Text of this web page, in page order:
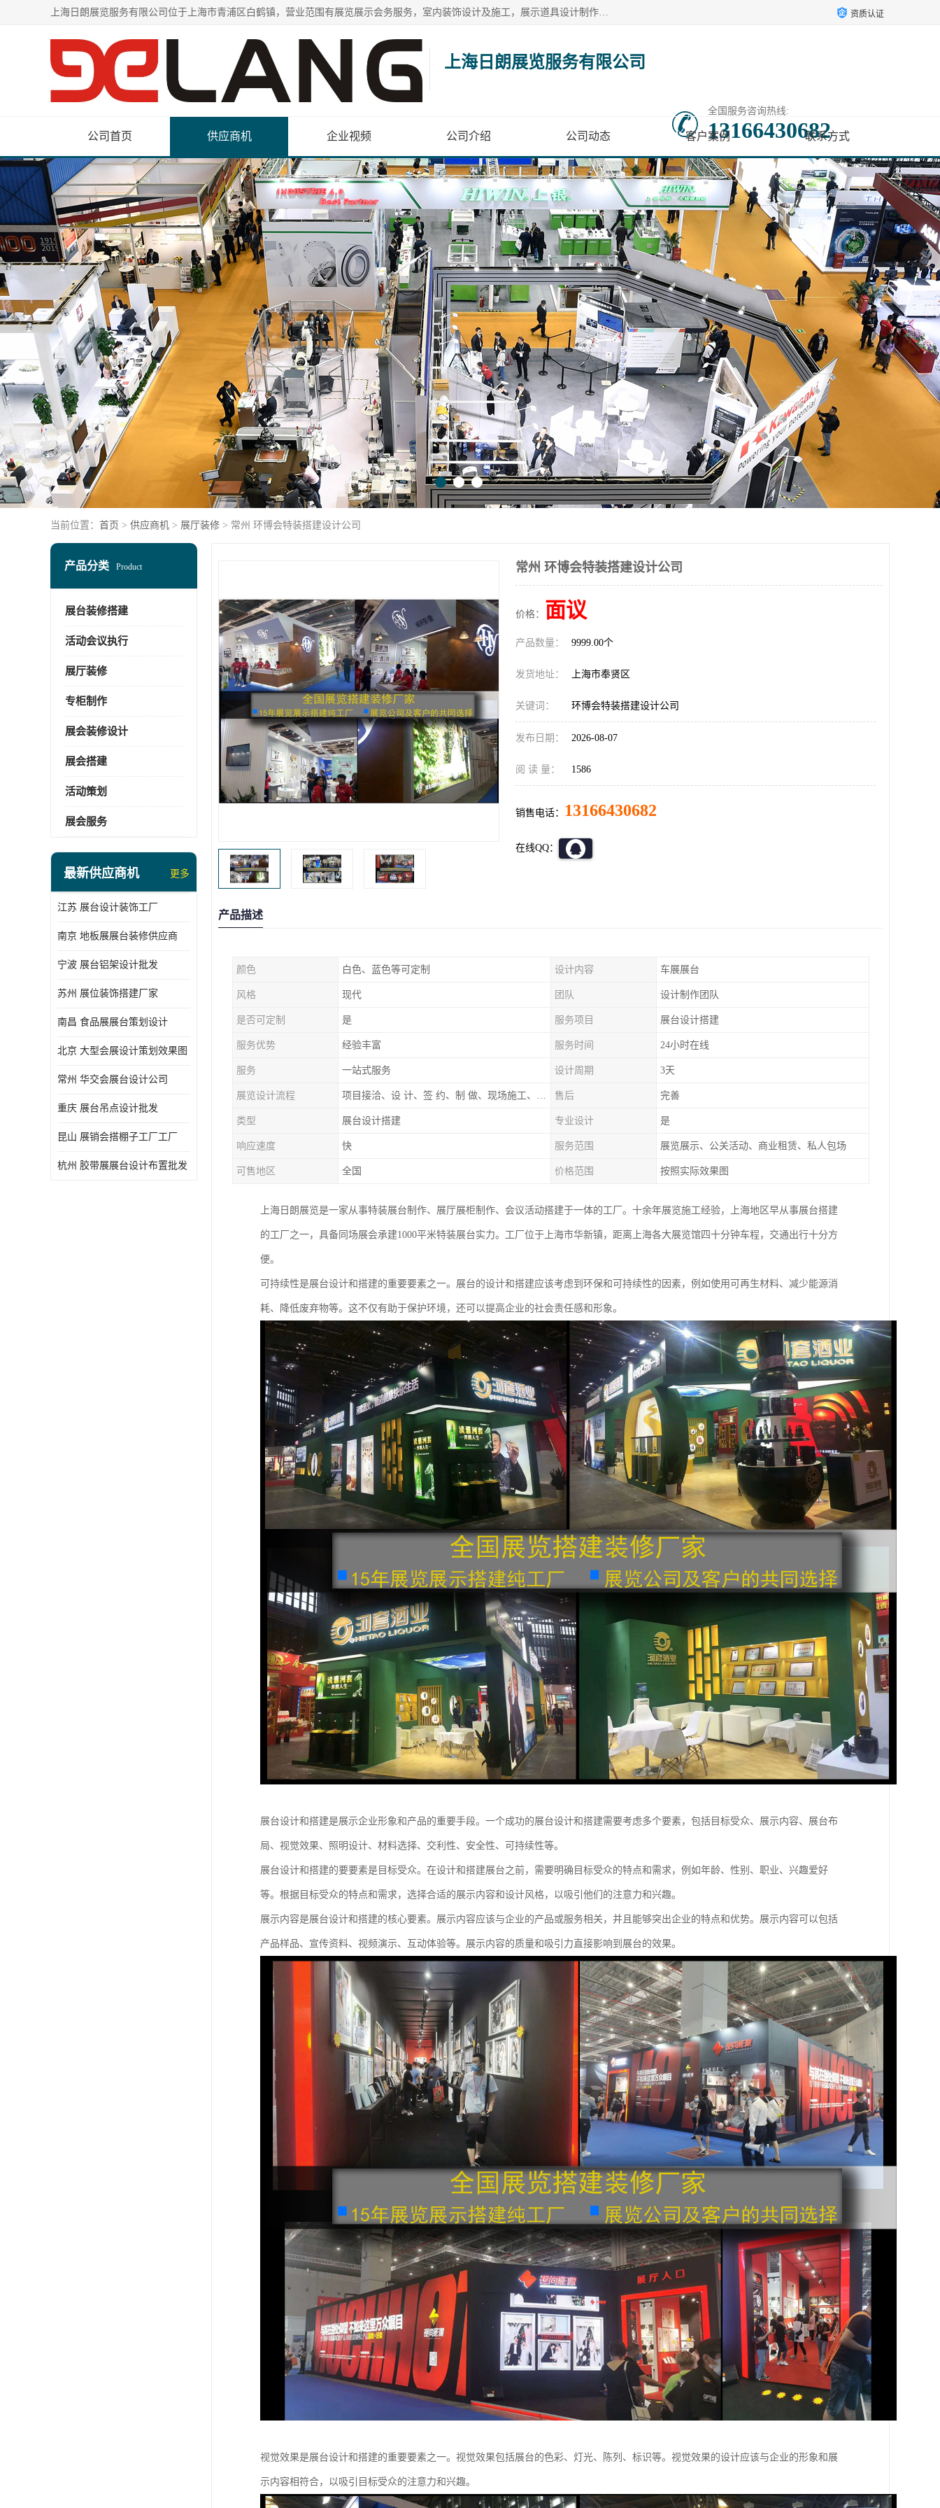
上海日朗展览服务有限公司位于上海市青浦区白鹤镇，营业范围有展览展示会务服务，室内装饰设计及施工，展示道具设计制作，舞台设计，图文设计，灯箱制作，园林绿化工程，广告装潢材料，建筑材料，办公用品，工艺礼品日用百货销售。 资质认证
上海日朗展览服务有限公司
全国服务咨询热线:
13166430682
公司首页 供应商机 企业视频 公司介绍 公司动态 客户案例 联系方式
当前位置： 首页 > 供应商机 > 展厅装修 > 常州 环博会特装搭建设计公司
产品分类 Product
展台装修搭建
活动会议执行
展厅装修
专柜制作
展会装修设计
展会搭建
活动策划
展会服务
最新供应商机 更多
江苏 展台设计装饰工厂
南京 地板展展台装修供应商
宁波 展台铝架设计批发
苏州 展位装饰搭建厂家
南昌 食品展展台策划设计
北京 大型会展设计策划效果图
常州 华交会展台设计公司
重庆 展台吊点设计批发
昆山 展销会搭棚子工厂工厂
杭州 胶带展展台设计布置批发
常州 环博会特装搭建设计公司
价格： 面议
产品数量： 9999.00个
发货地址： 上海市奉贤区
关键词： 环博会特装搭建设计公司
发布日期： 2026-08-07
阅 读 量： 1586
销售电话： 13166430682
在线QQ：
产品描述
颜色 白色、蓝色等可定制 设计内容 车展展台
风格 现代 团队 设计制作团队
是否可定制 是 服务项目 展台设计搭建
服务优势 经验丰富 服务时间 24小时在线
服务 一站式服务 设计周期 3天
展览设计流程 项目接洽、设 计、签 约、制 做、现场施工、展期服务、后续跟踪 售后 完善
类型 展台设计搭建 专业设计 是
响应速度 快 服务范围 展览展示、公关活动、商业租赁、私人包场
可售地区 全国 价格范围 按照实际效果图
上海日朗展览是一家从事特装展台制作、展厅展柜制作、会议活动搭建于一体的工厂。十余年展览施工经验，上海地区早从事展台搭建
的工厂之一，具备同场展会承建1000平米特装展台实力。工厂位于上海市华新镇，距离上海各大展览馆四十分钟车程，交通出行十分方
便。
可持续性是展台设计和搭建的重要要素之一。展台的设计和搭建应该考虑到环保和可持续性的因素，例如使用可再生材料、减少能源消
耗、降低废弃物等。这不仅有助于保护环境，还可以提高企业的社会责任感和形象。
展台设计和搭建是展示企业形象和产品的重要手段。一个成功的展台设计和搭建需要考虑多个要素，包括目标受众、展示内容、展台布
局、视觉效果、照明设计、材料选择、交利性、安全性、可持续性等。
展台设计和搭建的要要素是目标受众。在设计和搭建展台之前，需要明确目标受众的特点和需求，例如年龄、性别、职业、兴趣爱好
等。根据目标受众的特点和需求，选择合适的展示内容和设计风格，以吸引他们的注意力和兴趣。
展示内容是展台设计和搭建的核心要素。展示内容应该与企业的产品或服务相关，并且能够突出企业的特点和优势。展示内容可以包括
产品样品、宣传资料、视频演示、互动体验等。展示内容的质量和吸引力直接影响到展台的效果。
视觉效果是展台设计和搭建的重要要素之一。视觉效果包括展台的色彩、灯光、陈列、标识等。视觉效果的设计应该与企业的形象和展
示内容相符合，以吸引目标受众的注意力和兴趣。